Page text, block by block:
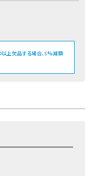
上欠品する場合、 5%減額